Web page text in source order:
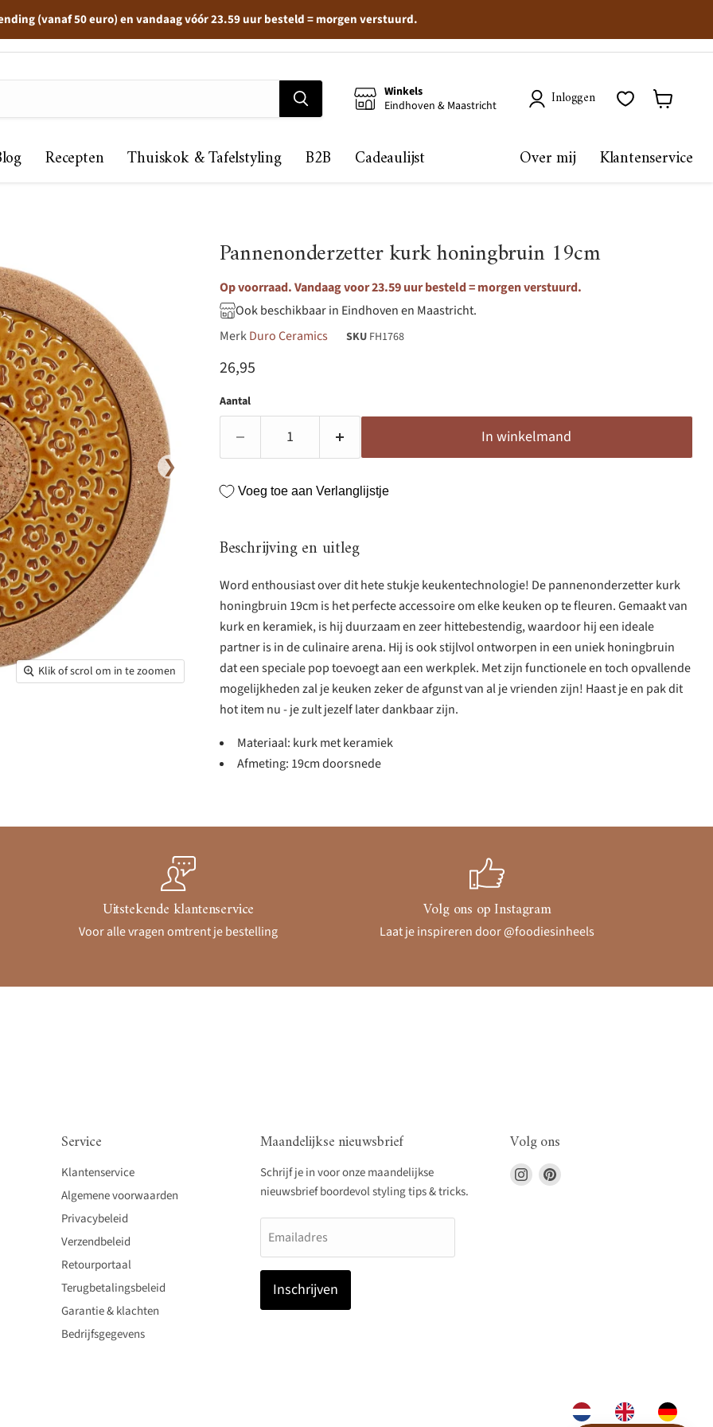
(vanaf 50 euro) en vandaag vóór 23.59 uur besteld = morgen verstuurd.
Winkels
Eindhoven & Maastricht
Inloggen
Recepten Thuiskok & Tafelstyling B2B Cadeaulijst Over mij Klantenservice
Klik of scrol om in te zoomen
❯
Pannenonderzetter kurk honingbruin 19cm
Op voorraad. Vandaag voor 23.59 uur besteld = morgen verstuurd.
Ook beschikbaar in Eindhoven en Maastricht.
MerkDuro Ceramics SKU FH1768
Huidige prijs
26,95
Aantal
In winkelmand
Voeg toe aan Verlanglijstje
Beschrijving en uitleg
Word enthousiast over dit hete stukje keukentechnologie! De pannenonderzetter kurk
honingbruin 19cm is het perfecte accessoire om elke keuken op te fleuren. Gemaakt van
kurk en keramiek, is hij duurzaam en zeer hittebestendig, waardoor hij een ideale
partner is in de culinaire arena. Hij is ook stijlvol ontworpen in een uniek honingbruin
dat een speciale pop toevoegt aan een werkplek. Met zijn functionele en toch opvallende
mogelijkheden zal je keuken zeker de afgunst van al je vrienden zijn! Haast je en pak dit
hot item nu - je zult jezelf later dankbaar zijn.
Materiaal: kurk met keramiek
Afmeting: 19cm doorsnede
Uitstekende klantenservice
Voor alle vragen omtrent je bestelling
Volg ons op Instagram
Laat je inspireren door @foodiesinheels
Service
Klantenservice
Algemene voorwaarden
Privacybeleid
Verzendbeleid
Retourportaal
Terugbetalingsbeleid
Garantie & klachten
Bedrijfsgegevens
Maandelijkse nieuwsbrief
Schrijf je in voor onze maandelijkse
nieuwsbrief boordevol styling tips & tricks.
Emailadres
Inschrijven
Volg ons
Vind
ons
Vind